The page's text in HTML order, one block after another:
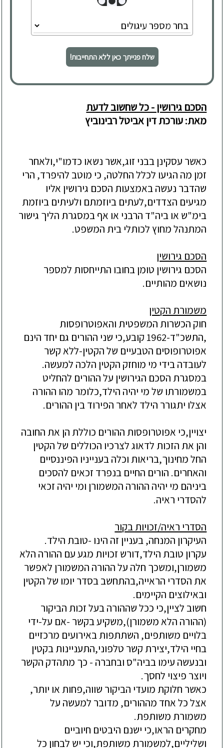
שלח פנייתך כאן ללא התחייבות!
הסכם גירושין - כל שחשוב לדעת
מאת: עורכת דין אביטל רבינוביץ
כאשר עסקינן בבני זוג,אשר נשאו כדמו"י,ולאחר
זמן מה הגיעו לכלל החלטה, כי מוטב להיפרד, הרי
שהדבר נעשה באמצעות הסכם גירושין אליו
מגיעים הצדדים,לעתים ביוזמתם ולעיתים ביוזמת
בימ"ש או ביה"ד הרבני או אף במסגרת הליך גישור
המתנהל מחוץ לכותלי בית המשפט.
הסכם גירושין
הסכם גירושין טומן בחובו התייחסות למספר
נושאים מהותיים.
משמורת הקטין
חוק הכשרות המשפטית והאפוטרופסות
,התשכ"ד-1962 קובע,כי שני ההורים גם יחד הינם
אפוטרופוסים הטבעיים של הקטין-ללא קשר
לעובדה בידי מי מוחזק הקטין הלכה למעשה.
במסגרת הסכם הגירושין על ההורים להחליט
במשמורתו של מי יהיה הילד,כלומר מהו ההורה
אצלו יתגורר הילד לאחר הפירוד בין ההורים.
יצויין,כי אפוטרופסות ההורים כוללת הן את החובה
והן את הזכות לדאוג לצרכיו הכוללים של הקטין
החל מחינוך,בריאות וכלה בענייניו הפיננסיים
והאחרים. הורים החיים בנפרד זכאים להסכים
ביניהם מי יהיה ההורה המשמורן ומי יהיה זכאי
להסדרי ראיה.
הסדרי ראיה/זכויות בקור
העיקרון המנחה, בעניין זה הינו -טובת הילד.
עקרון טובת הילד,דורש זכויות מגע עם ההורה הלא
משמורן,ומשכך חלה על ההורה המשמורן לאפשר
את הסדרי הראייה,בהתחשב בסדר יומו של הקטין
ובאילוצים הקיימים.
חשוב לציין,כי ככל שההורה בעל זכות הביקור
(ההורה הלא משמורן),משקיע בקשר -אם על-ידי
בלויים משותפים, השתתפות באירועים מרכזיים
בחיי הילד,יצירת קשר טלפוני,התעניינות בקטין
ובנעשה עימו בביה"ס ובחברה - כך מתהדק הקשר
ויוצר פיצוי לחסך.
כאשר חלוקת מועדי הביקור שווה,פחות או יותר,
אצל כל אחד מההורים, מדובר למעשה על
משמורת משותפת.
מחקרים הראו,כי ישנם היבטים חיוביים
ושליליים,למשמורת משותפת,וכי יש לבחון כל